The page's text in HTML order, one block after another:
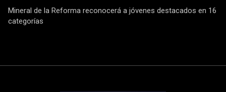
Mineral de la Reforma reconocerá a jóvenes destacados en 16
categorías